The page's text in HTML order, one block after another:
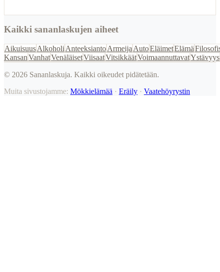
Kaikki sananlaskujen aiheet
AikuisuusAlkoholi AnteeksiantoArmeija AutoEläimetElämä
KansanVanhatVenäläisetViisaatVitsikkäätVoimaannuttavatYstävyys
© 2026 Sananlaskuja. Kaikki oikeudet pidätetään.
Muita sivustojamme: Mökkielämää · Eräily · Vaatehöyrystin